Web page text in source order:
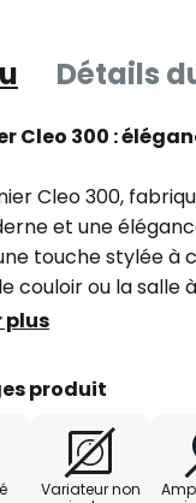
Détails
Cleo 300 :
Cleo 300,
et une
touche stylée à
couloir ou la salle
d'intensité
de qualité et de
solution
La Cleo 300 n'est
plus
produit
Variateur non